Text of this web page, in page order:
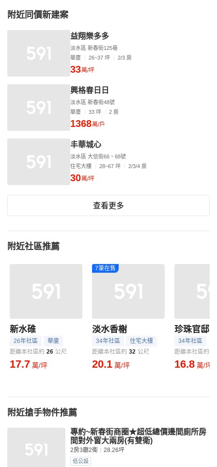
附近同價新建案
益翔樂多多
淡水區 新春街125巷
華廈
26~37 坪 2/3 房
33萬/坪
興格春日日
淡水區 新春街48號
華廈
33 坪 2 房
1368萬/戶
丰華城心
淡水區 大信街66、68號
住宅大樓
28~67 坪 2/3/4 房
30萬/坪
查看更多
附近社區推薦
新水碓
26年社區
華廈
距離本社區約 26 公尺
17.7 萬/坪
7筆在售
淡水香榭
34年社區
住宅大樓
距離本社區約 32 公尺
20.1 萬/坪
珍珠官邸
34年社區
距離本社區約
16.8 萬/坪
附近搶手物件推薦
專約~新春街商圈★超低總價邊間廁所房
間對外窗大兩房(有雙衛)
2房3廳2衛 28.26坪
低公設